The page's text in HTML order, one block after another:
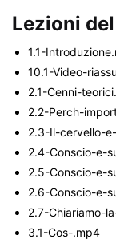
Lezioni
1.1-
10.1-Video-
2.1-Cenni-
2.2-Perch-
2.3-Il-cervello-
2.4-Conscio-e-
2.5-Conscio-e-
2.6-Conscio-e-
2.7-Chiariamo-
3.1-Cos-.mp4